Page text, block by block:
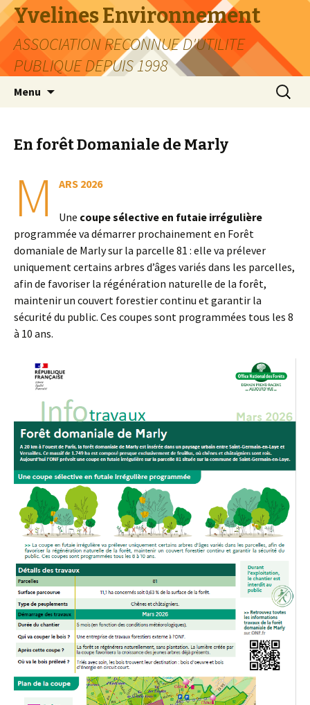
Yvelines Environnement
ASSOCIATION RECONNUE D'UTILITE
PUBLIQUE DEPUIS 1998
Menu
En forêt Domaniale de Marly
M ARS 2026
Une coupe sélective en futaie irrégulière
programmée va démarrer prochainement en Forêt
domaniale de Marly sur la parcelle 81 : elle va prélever
uniquement certains arbres d’âges variés dans les parcelles,
afin de favoriser la régénération naturelle de la forêt,
maintenir un couvert forestier continu et garantir la
sécurité du public. Ces coupes sont programmées tous les 8
à 10 ans.